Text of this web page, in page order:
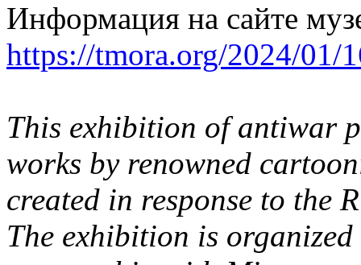
Информация на сайте
https://tmora.org/2024/01/
This exhibition of antiwar
works by renowned
created in response to the
The exhibition is